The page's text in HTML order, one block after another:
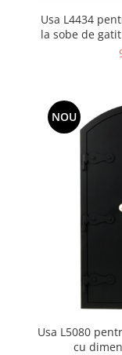
Usa L4434
la sobe de
NOU
Usa L5080
cu